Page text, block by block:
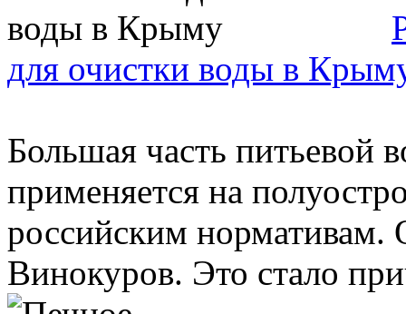
для очистки воды в
Большая часть питьевой
применяется на
российским
Винокуров. Это стало